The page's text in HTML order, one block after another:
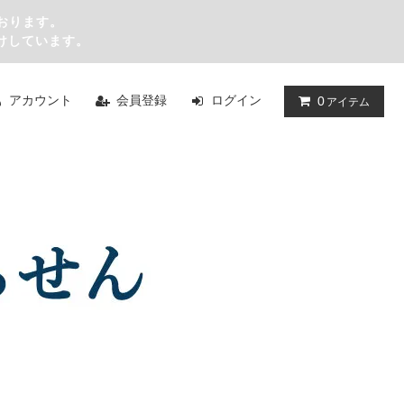
ます。
ています。
アカウント 会員登録 ログイン 0 アイテム